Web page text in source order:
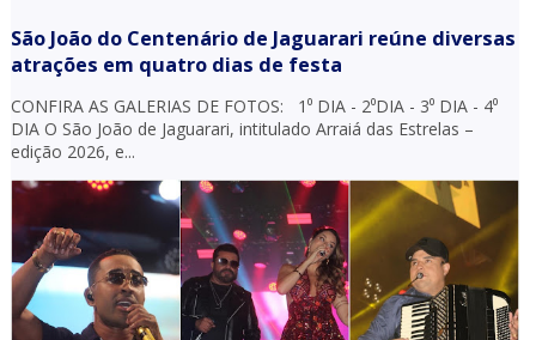
São João do Centenário de Jaguarari reúne diversas
atrações em quatro dias de festa
CONFIRA AS GALERIAS DE FOTOS: 1⁰ DIA - 2⁰DIA - 3⁰ DIA - 4⁰
DIA O São João de Jaguarari, intitulado Arraiá das Estrelas –
edição 2026, e...